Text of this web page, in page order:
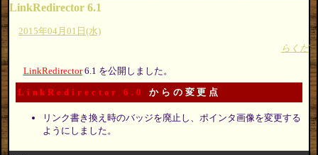
LinkRedirector 6.1
2015年04月01日(水)
らくだ
LinkRedirector6.1 を公開しました。
LinkRedirector 6.0 からの変更点
リンク書き換え時のバッジを廃止し、ポインタ画像を変更する
ようにしました。